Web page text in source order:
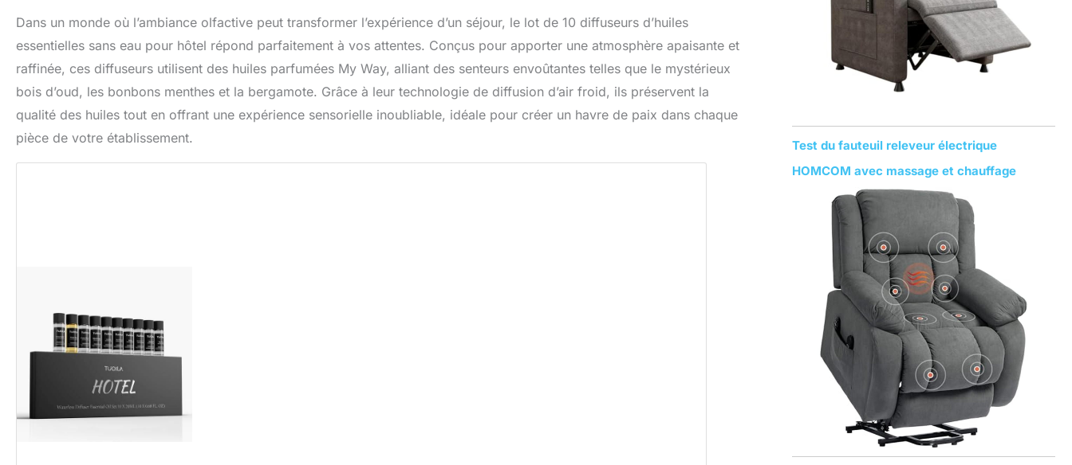
Dans un monde où l’ambiance olfactive peut transformer l’expérience d’un séjour, le lot de 10 diffuseurs d’huiles
essentielles sans eau pour hôtel répond parfaitement à vos attentes. Conçus pour apporter une atmosphère apaisante et
raffinée, ces diffuseurs utilisent des huiles parfumées My Way, alliant des senteurs envoûtantes telles que le mystérieux
bois d’oud, les bonbons menthes et la bergamote. Grâce à leur technologie de diffusion d’air froid, ils préservent la
qualité des huiles tout en offrant une expérience sensorielle inoubliable, idéale pour créer un havre de paix dans chaque
pièce de votre établissement.
Test du fauteuil releveur électrique
HOMCOM avec massage et chauffage